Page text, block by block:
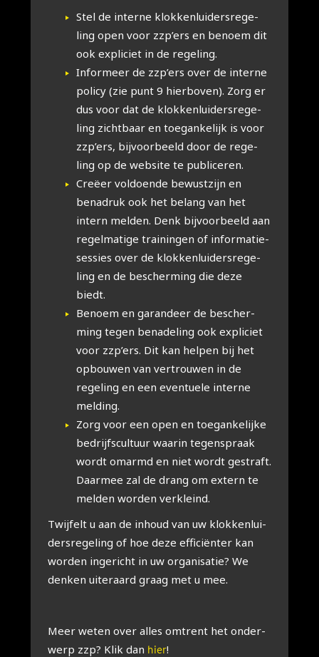
Stel de inter­ne klok­ken­lui­ders­re­ge­
ling open voor zzp’ers en benoem dit
ook expli­ciet in de rege­ling.
Infor­meer de zzp’ers over de inter­ne
poli­cy (zie punt 9 hier­bo­ven). Zorg er
dus voor dat de klok­ken­lui­ders­re­ge­
ling zicht­baar en toe­gan­ke­lijk is voor
zzp’ers, bij­voor­beeld door de rege­
ling op de web­si­te te publi­ce­ren.
Cre­ëer vol­doen­de bewust­zijn en
bena­druk ook het belang van het
intern mel­den. Denk bij­voor­beeld aan
regel­ma­ti­ge trai­nin­gen of infor­ma­tie­
ses­sies over de klok­ken­lui­ders­re­ge­
ling en de bescher­ming die deze
biedt.
Benoem en garan­deer de bescher­
ming tegen bena­de­ling ook expli­ciet
voor zzp’ers. Dit kan hel­pen bij het
opbou­wen van ver­trou­wen in de
rege­ling en een even­tu­e­le inter­ne
mel­ding.
Zorg voor een open en toe­gan­ke­lij­ke
bedrijfs­cul­tuur waar­in tegen­spraak
wordt omarmd en niet wordt gestraft.
Daar­mee zal de drang om extern te
mel­den wor­den ver­kleind.
Twij­felt u aan de inhoud van uw klok­ken­lui­
ders­re­ge­ling of hoe deze effi­ci­ën­ter kan
wor­den inge­richt in uw orga­ni­sa­tie? We
den­ken uiter­aard graag met u mee.
Meer weten over alles omtrent het onder­
werp zzp? Klik dan hier!